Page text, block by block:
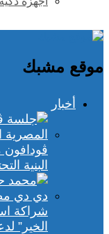
موقع مشبك
أخبار
البنية
شراكة
الخير”